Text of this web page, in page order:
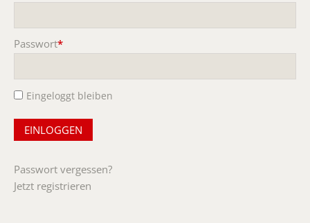
Passwort*
Eingeloggt bleiben
Passwort vergessen?
Jetzt registrieren